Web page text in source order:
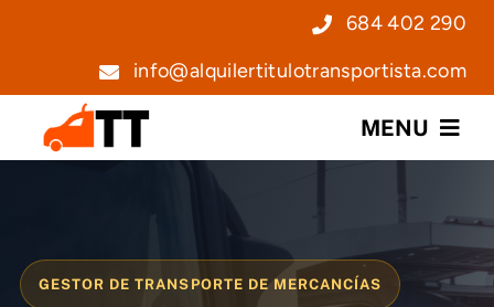
684 402 290
info@alquilertitulotransportista.com
MENU
Servicios
GESTOR DE TRANSPORTE DE MERCANCÍAS